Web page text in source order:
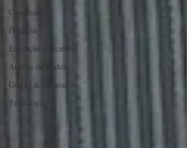
Compliance
Pesquisa
Educação Executiva
Análise de Dados
Gestão de Pessoas
Tecnologia